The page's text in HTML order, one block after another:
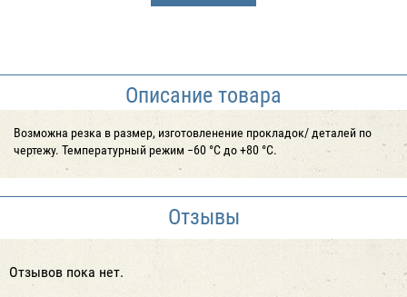
Описание товара
Возможна резка в размер, изготовленение прокладок/ деталей по
чертежу. Температурный режим −60 °С до +80 °С.
Отзывы
Отзывов пока нет.